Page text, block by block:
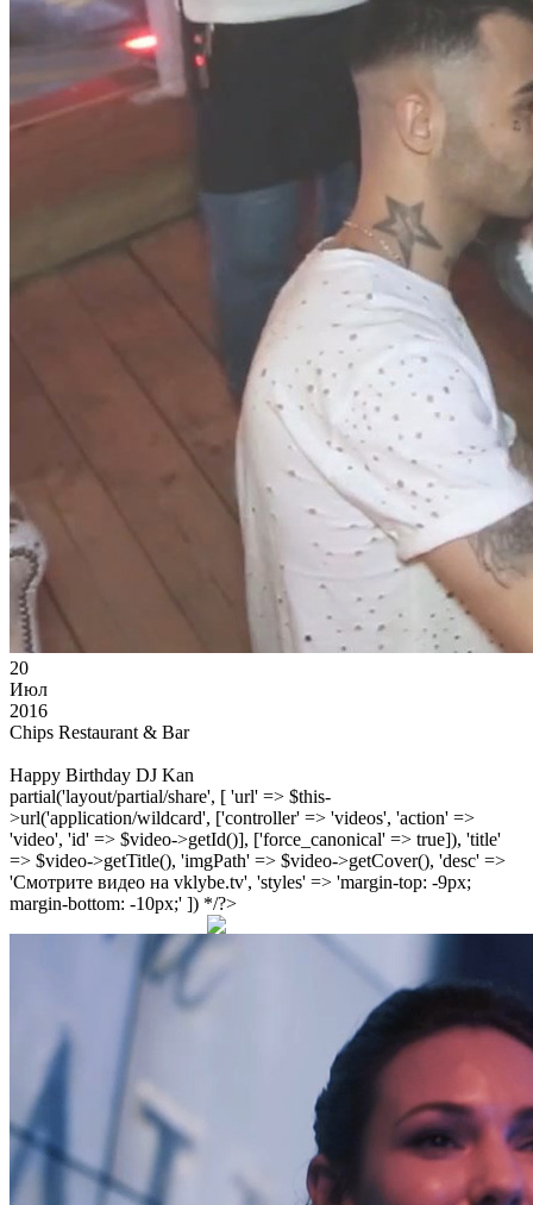
20
Июл
2016
Chips Restaurant & Bar
Happy Birthday DJ Kan
partial('layout/partial/share', [ 'url' => $this-
>url('application/wildcard', ['controller' => 'videos', 'action' =>
'video', 'id' => $video->getId()], ['force_canonical' => true]), 'title'
=> $video->getTitle(), 'imgPath' => $video->getCover(), 'desc' =>
'Смотрите видео на vklybe.tv', 'styles' => 'margin-top: -9px;
margin-bottom: -10px;' ]) */?>